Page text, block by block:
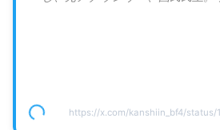
https://x.com/kanshiin_bf4/status/